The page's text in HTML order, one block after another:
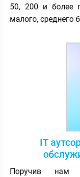
50, 200 и более
малого, среднего
IT
Поручив нам